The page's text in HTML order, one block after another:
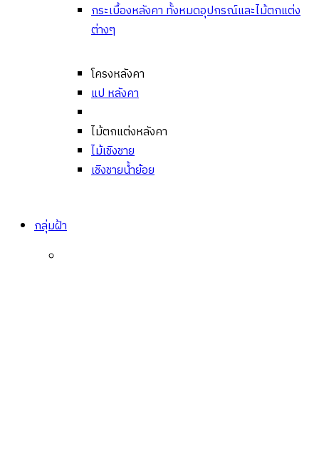
กระเบื้องหลังคา ทั้งหมดอุปกรณ์และไม้ตกแต่ง
ต่างๆ
โครงหลังคา
แป หลังคา
ไม้ตกแต่งหลังคา
ไม้เชิงชาย
เชิงชายน้ำย้อย
กลุ่มฝ้า